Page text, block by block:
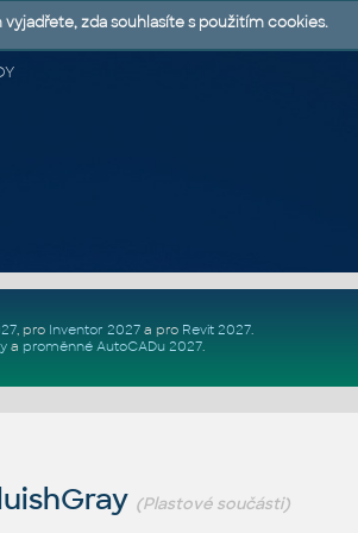
, pro Inventor 2027a pro Revit 2027.
a proměnné AutoCADu 2027.
(Plastové součásti)
zda souhlasíte s použitím cookies.